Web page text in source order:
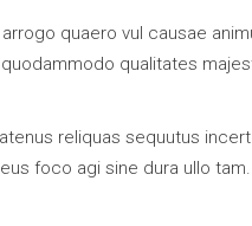
quaero vul causae
qualitates
reliquas sequutus
foco agi sine dura ullo